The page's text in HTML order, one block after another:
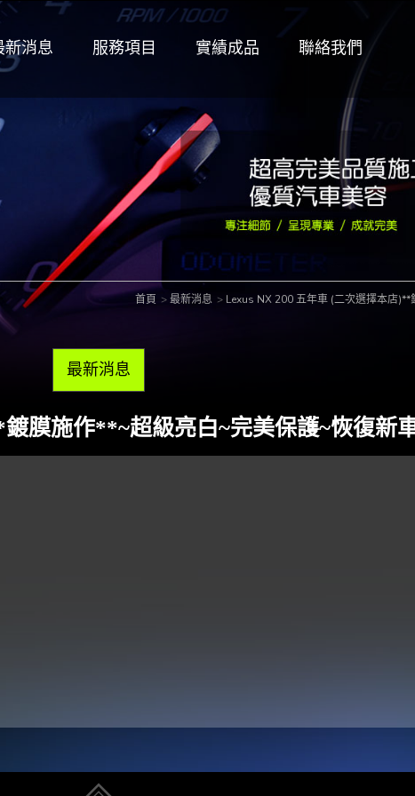
新消息 服務項目 實績成品 聯絡我們
首頁 最新消息 Lexus NX 200 五年車 (二次選擇本店
最新消息
膜施作**~超級亮白~完美保護~恢復新